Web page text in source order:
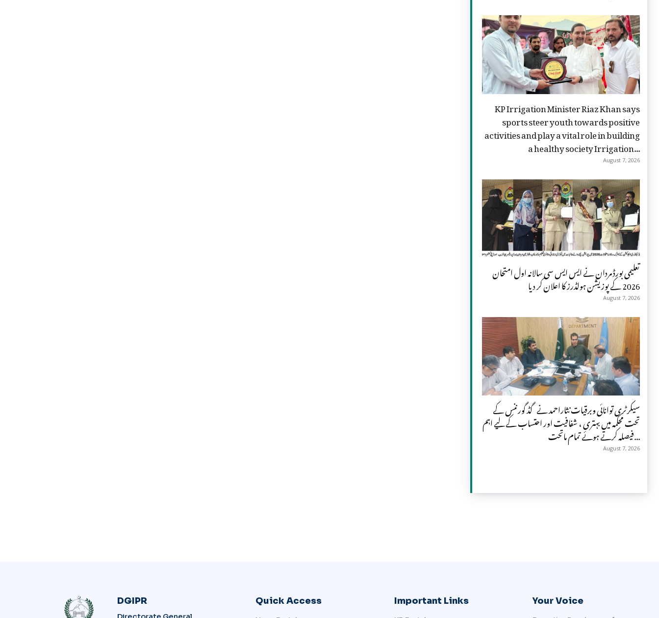
KP Irrigation Minister Riaz Khan says
sports steer youth towards positive
activities and play a vital role in building
a healthy society Irrigation...
August 7, 2026
تعلیمی بورڈ مردان نے ایس ایس سی سالانہ اول امتحان
2026 کے پوزیشن ہولڈرز کا اعلان کر دیا
August 7, 2026
سیکرٹری توانائی وبرقیات نثاراحمد نے گڈ گورننس کے
تحت محکمہ میں بہتری ، شفافیت اور احتساب کے لیے اہم
فیصلہ کرتے ہوئے تمام ماتحت...
August 7, 2026
DGIPR Quick Access Important Links Your Voice